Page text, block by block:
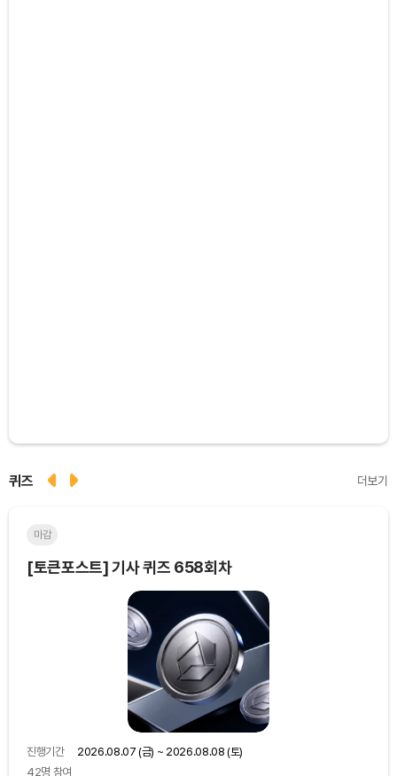
퀴즈 더보기
마감
[토큰포스트] 기사 퀴즈 658회차
진행기간
2026.08.07 (금) ~ 2026.08.08 (토)
42명 참여